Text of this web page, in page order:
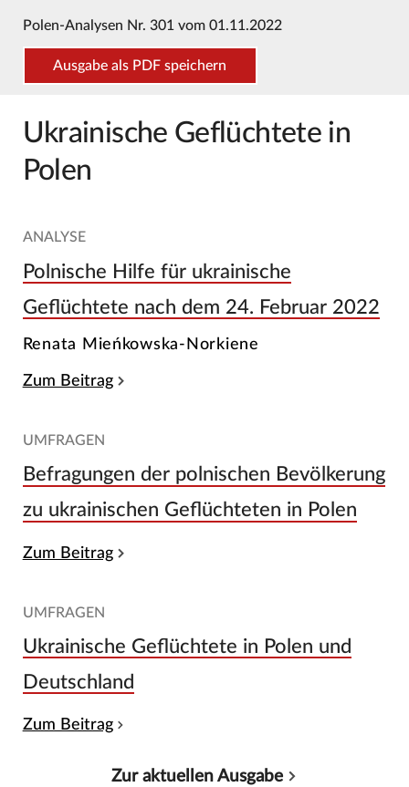
Polen-Analysen Nr. 301 vom 01.11.2022
Ausgabe als PDF speichern
Ukrainische Geflüchtete in
Polen
ANALYSE
Polnische Hilfe für ukrainische
Geflüchtete nach dem 24. Februar 2022
Renata Mieńkowska-Norkiene
Zum Beitrag
UMFRAGEN
Befragungen der polnischen Bevölkerung
zu ukrainischen Geflüchteten in Polen
Zum Beitrag
UMFRAGEN
Ukrainische Geflüchtete in Polen und
Deutschland
Zum Beitrag
Zur aktuellen Ausgabe